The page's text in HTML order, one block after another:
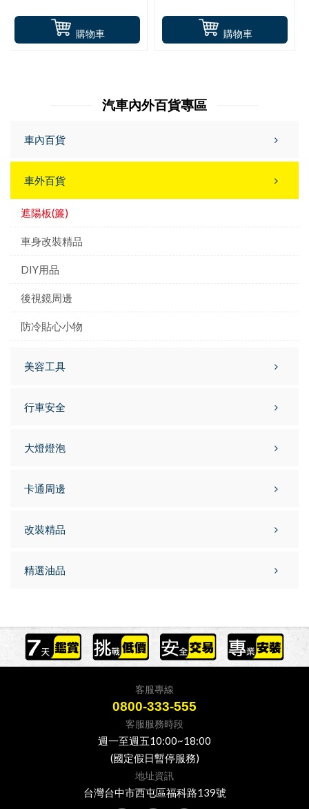
購物車 購物車
汽車內外百貨專區
車內百貨
車外百貨
遮陽板(簾)
車身改裝精品
DIY用品
後視鏡周邊
防冷貼心小物
美容工具
行車安全
大燈燈泡
卡通周邊
改裝精品
精選油品
客服專線
0800-333-555
客服服務時段
週一至週五10:00~18:00
(國定假日暫停服務)
地址資訊
台灣台中市西屯區福科路139號